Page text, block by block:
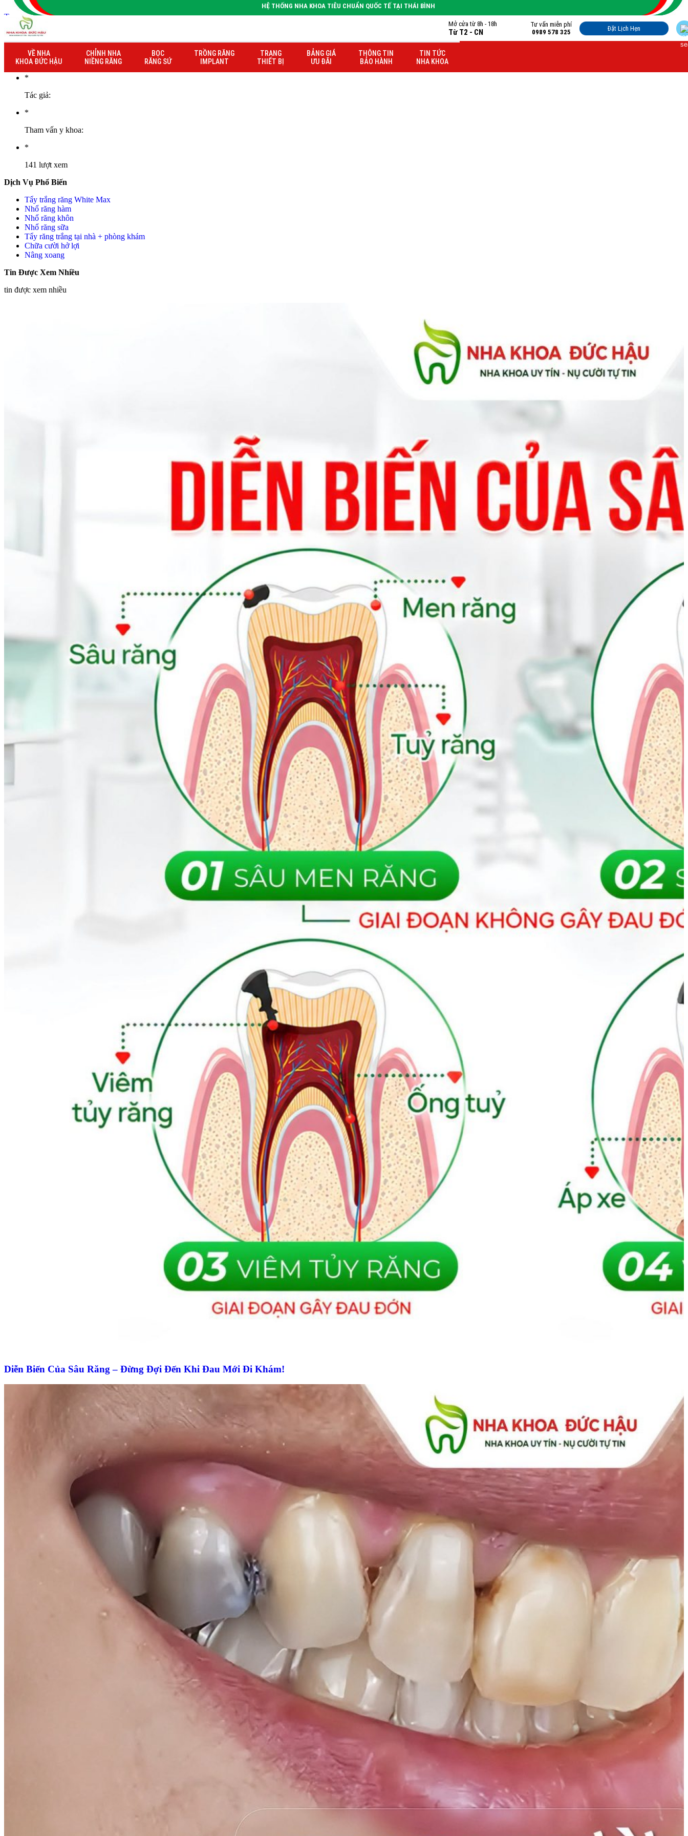
HỆ THỐNG NHA KHOA TIÊU CHUẨN QUỐC TẾ TẠI THÁI BÌNH
Mở cửa từ 8h - 18h
Từ T2 - CN
Tư vấn miễn phí
0989 578 325
Đặt Lịch Hẹn
VỀ NHA
KHOA ĐỨC HẬU
CHỈNH NHA
NIỀNG RĂNG
BỌC
RĂNG SỨ
TRỒNG RĂNG
IMPLANT
TRANG
THIẾT BỊ
BẢNG GIÁ
ƯU ĐÃI
THÔNG TIN
BẢO HÀNH
TIN TỨC
NHA KHOA
Trang chủ» Thông tin bảo hành khách hàng Phạm Thị Hà
Thông tin bảo hành khách hàng Phạm Thị Hà
08/06/2025
*
Tác giả:
*
Tham vấn y khoa:
*
141 lượt xem
Dịch Vụ Phổ Biến
Tẩy trắng răng White Max
Nhổ răng hàm
Nhổ răng khôn
Nhổ răng sữa
Tẩy răng trắng tại nhà + phòng khám
Chữa cười hở lợi
Nâng xoang
Tin Được Xem Nhiều
tin được xem nhiều
Diễn Biến Của Sâu Răng – Đừng Đợi Đến Khi Đau Mới Đi Khám!